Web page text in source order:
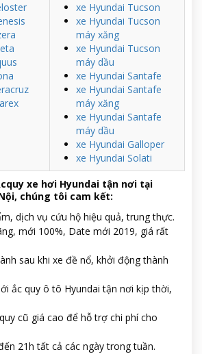
xe Hyundai Tucson
xe Hyundai Tucson
máy xăng
xe Hyundai Tucson
máy dầu
xe Hyundai Santafe
xe Hyundai Santafe
máy xăng
xe Hyundai Santafe
máy dầu
xe Hyundai Galloper
xe Hyundai Solati
xe hơi Hyundai tận nơi tại
chúng tôi cam kết:
dịch vụ cứu hộ hiệu quả, trung thực.
mới 100%, Date mới 2019, giá rất
sau khi xe đề nổ, khởi động thành
ắc quy ô tô Hyundai tận nơi kịp thời,
cũ giá cao để hỗ trợ chi phí cho
21h tất cả các ngày trong tuần.